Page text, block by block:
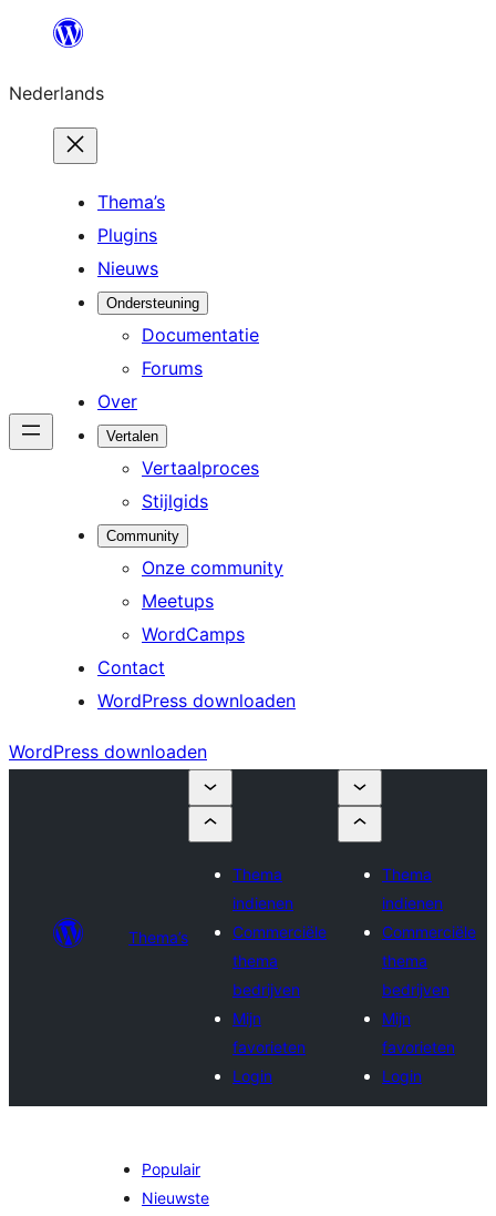
de
inhoud
Nederlands
Thema’s
Plugins
Nieuws
Ondersteuning
Documentatie
Forums
Over
Vertalen
Vertaalproces
Stijlgids
Community
Onze community
Meetups
WordCamps
Contact
WordPress downloaden
WordPress downloaden
Thema’s
Thema
indienen
Commerciële
thema
bedrijven
Mijn
favorieten
Login
Thema
indienen
Commerciële
thema
bedrijven
Mijn
favorieten
Login
Populair
Nieuwste